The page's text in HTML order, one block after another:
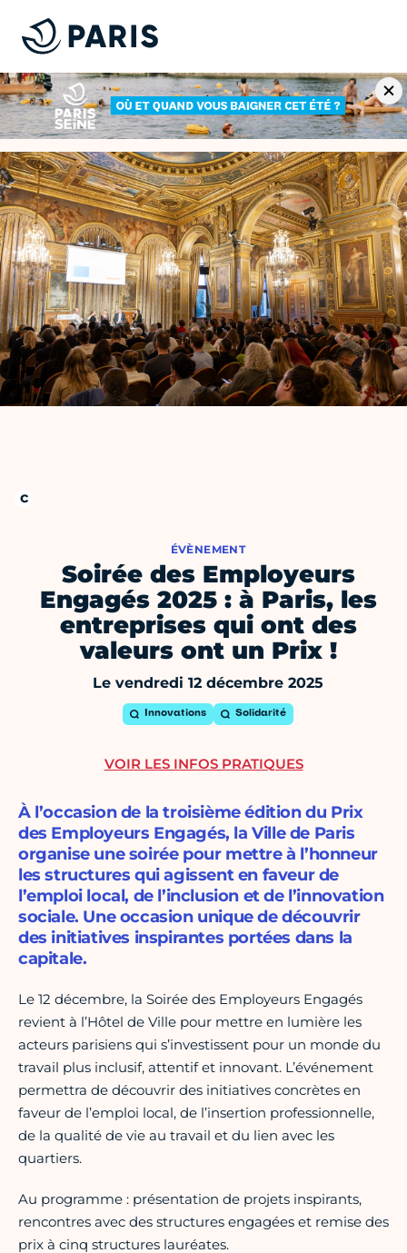
ÉVÈNEMENT
Soirée des Employeurs
Engagés 2025 : à Paris, les
entreprises qui ont des
valeurs ont un Prix !
Le vendredi 12 décembre 2025
Innovations Solidarité
À l’occasion de la troisième édition du Prix
des Employeurs Engagés, la Ville de Paris
organise une soirée pour mettre à l’honneur
les structures qui agissent en faveur de
l’emploi local, de l’inclusion et de l’innovation
sociale. Une occasion unique de découvrir
des initiatives inspirantes portées dans la
capitale.
Le 12 décembre, la Soirée des Employeurs Engagés
revient à l’Hôtel de Ville pour mettre en lumière les
acteurs parisiens qui s’investissent pour un monde du
travail plus inclusif, attentif et innovant. L’événement
permettra de découvrir des initiatives concrètes en
faveur de l’emploi local, de l’insertion professionnelle,
de la qualité de vie au travail et du lien avec les
quartiers.
Au programme : présentation de projets inspirants,
rencontres avec des structures engagées et remise des
prix à cinq structures lauréates.
VOIR LES INFOS PRATIQUES